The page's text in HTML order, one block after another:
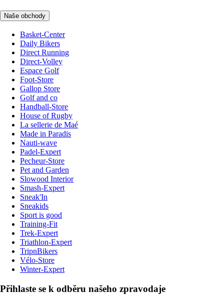
Naše obchody
Basket-Center
Daily Bikers
Direct Running
Direct-Volley
Espace Golf
Foot-Store
Gallop Store
Golf and co
Handball-Store
House of Rugby
La sellerie de Maé
Made in Paradis
Nauti-wave
Padel-Expert
Pecheur-Store
Pet and Garden
Slowood Interior
Smash-Expert
Sneak'In
Sneakids
Sport is good
Training-Fit
Trek-Expert
Triathlon-Expert
TripnBikers
Vélo-Store
Winter-Expert
Přihlaste se k odběru našeho zpravodaje